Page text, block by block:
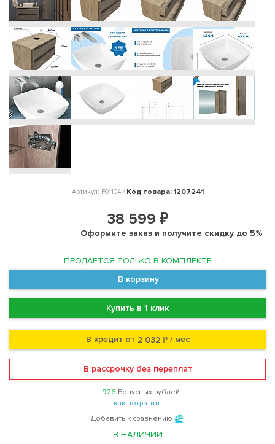
Артикул: F01104 / Код товара: 1207241
38 599 ₽
Оформите заказ и получите скидку до 5%
ПРОДАЕТСЯ ТОЛЬКО В КОМПЛЕКТЕ
В корзину
Купить в 1 клик
В кредит от 2 032 ₽/ мес
В рассрочку без переплат
+ 926 Бонусных рублей
как потратить
Добавить к сравнению
В НАЛИЧИИ